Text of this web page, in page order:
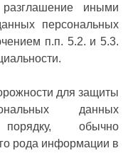
иными
персональных
п.п. 5.2. и 5.3.
для защиты
данных
обычно
рода информации в